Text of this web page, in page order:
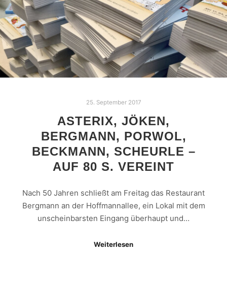
25. September 2017
ASTERIX, JÖKEN,
BERGMANN, PORWOL,
BECKMANN, SCHEURLE –
AUF 80 S. VEREINT
Nach 50 Jahren schließt am Freitag das Restaurant
Bergmann an der Hoffmannallee, ein Lokal mit dem
unscheinbarsten Eingang überhaupt und…
Weiterlesen